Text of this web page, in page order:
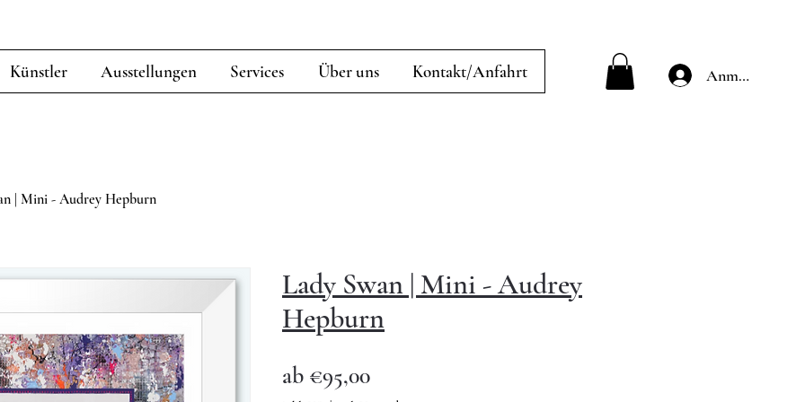
Künstler Ausstellungen Services Über uns Kontakt/Anfahrt Anmelden
| Mini - Audrey Hepburn
Lady Swan | Mini - Audrey
Hepburn
ab €95,00Sale-